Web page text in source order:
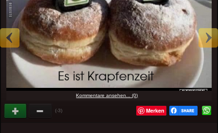
Kommentare ansehen... (0)
(-3) Merken